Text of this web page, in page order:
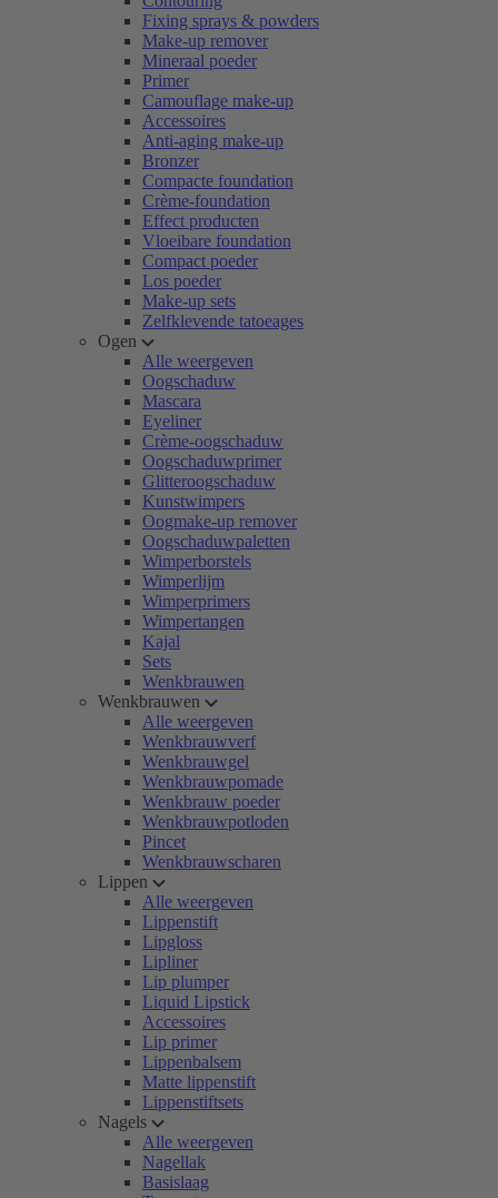
Fixing sprays & powders
Make-up remover
Mineraal poeder
Primer
Camouflage make-up
Accessoires
Anti-aging make-up
Bronzer
Compacte foundation
Crème-foundation
Effect producten
Vloeibare foundation
Compact poeder
Los poeder
Make-up sets
Zelfklevende tatoeages
Ogen
Alle weergeven
Oogschaduw
Mascara
Eyeliner
Crème-oogschaduw
Oogschaduwprimer
Glitteroogschaduw
Kunstwimpers
Oogmake-up remover
Oogschaduwpaletten
Wimperborstels
Wimperlijm
Wimperprimers
Wimpertangen
Kajal
Sets
Wenkbrauwen
Wenkbrauwen
Alle weergeven
Wenkbrauwverf
Wenkbrauwgel
Wenkbrauwpomade
Wenkbrauw poeder
Wenkbrauwpotloden
Pincet
Wenkbrauwscharen
Lippen
Alle weergeven
Lippenstift
Lipgloss
Lipliner
Lip plumper
Liquid Lipstick
Accessoires
Lip primer
Lippenbalsem
Matte lippenstift
Lippenstiftsets
Nagels
Alle weergeven
Nagellak
Basislaag